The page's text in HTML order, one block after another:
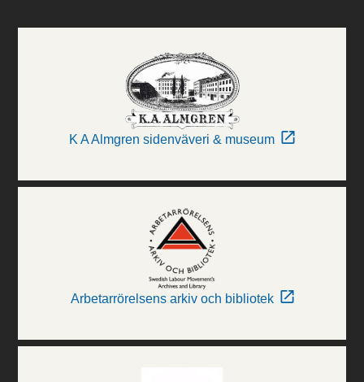
K A Almgren sidenväveri & museum
Arbetarrörelsens arkiv och bibliotek